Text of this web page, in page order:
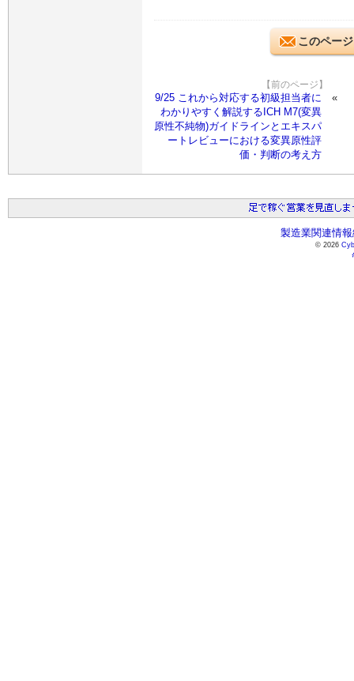
このペー
【前のページ】
9/25 これから対応する初級担当者に
わかりやすく解説するICH M7(変異
原性不純物)ガイドラインとエキスパ
ートレビューにおける変異原性評
価・判断の考え方
製造業関連情
© 2026